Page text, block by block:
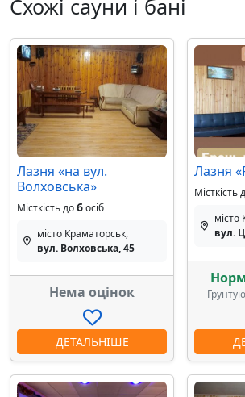
Схожі сауни і бані
Лазня «на вул.
Волховська»
Місткість до6осіб
місто Краматорськ,
вул. Волховська, 45
Нема оцінок
ДЕТАЛЬНІШЕ
Лазня
Місткість
місто
вул.